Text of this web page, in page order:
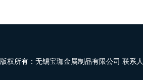
版权所有：无锡宝珈金属制品有限公司 联系